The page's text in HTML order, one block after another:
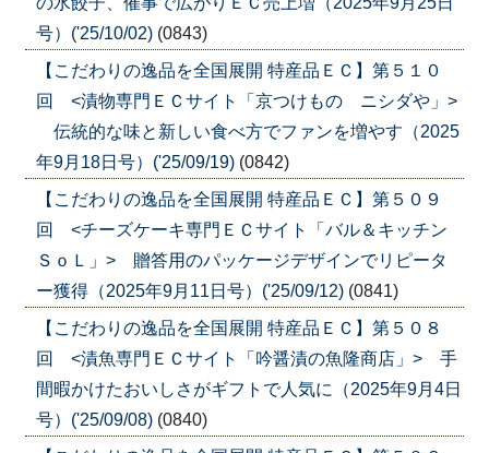
号）('25/10/02) (0843)
【こだわりの逸品を全国展開 特産品ＥＣ】第５１０
回 <漬物専門ＥＣサイト「京つけもの ニシダや」>
伝統的な味と新しい食べ方でファンを増やす（2025
年9月18日号）('25/09/19) (0842)
【こだわりの逸品を全国展開 特産品ＥＣ】第５０９
回 <チーズケーキ専門ＥＣサイト「バル＆キッチン
ＳｏＬ」> 贈答用のパッケージデザインでリピータ
ー獲得（2025年9月11日号）('25/09/12) (0841)
【こだわりの逸品を全国展開 特産品ＥＣ】第５０８
回 <漬魚専門ＥＣサイト「吟醤漬の魚隆商店」> 手
間暇かけたおいしさがギフトで人気に（2025年9月4日
号）('25/09/08) (0840)